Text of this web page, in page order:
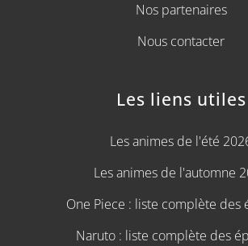
Nos partenaires
Nous contacter
Les liens utiles
Les animes de l'été
Les animes de l'automne
One Piece : liste complète des
Naruto : liste complète des